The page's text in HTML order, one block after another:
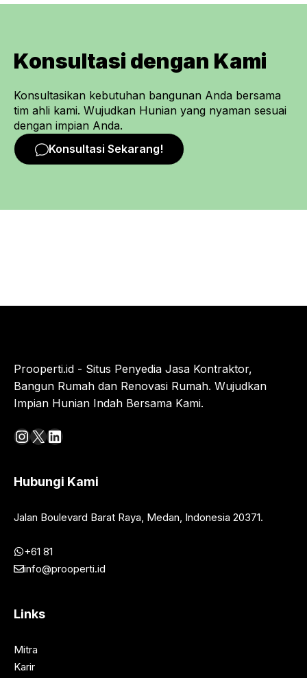
Konsultasi dengan Kami
Konsultasikan kebutuhan bangunan Anda bersama
tim ahli kami. Wujudkan Hunian yang nyaman sesuai
dengan impian Anda.
Konsultasi Sekarang!
Prooperti.id - Situs Penyedia Jasa Kontraktor,
Bangun Rumah dan Renovasi Rumah. Wujudkan
Impian Hunian Indah Bersama Kami.
Instagram
X LinkedIn
Hubungi Kami
Jalan Boulevard Barat Raya, Medan, Indonesia 20371.
+61 81
info@prooperti.id
Links
Mitra
Karir